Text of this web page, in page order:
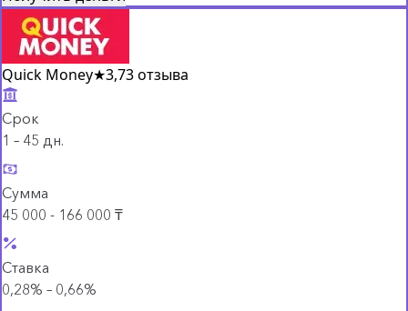
Quick Money★3,73 отзыва
Срок
1 – 45 дн.
Сумма
45 000 - 166 000 ₸
Ставка
0,28% – 0,66%